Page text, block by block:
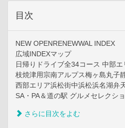
目次
NEW OPENRENEWWAL INDEX
広域INDEXマップ
日帰りドライブ全34コース 中部
枝焼津用宗南アルプス梅ヶ島丸子
西部エリア浜松街中浜松浜名湖弁
SA・PA＆道の駅 グルメセレクシ
さらに目次をよむ